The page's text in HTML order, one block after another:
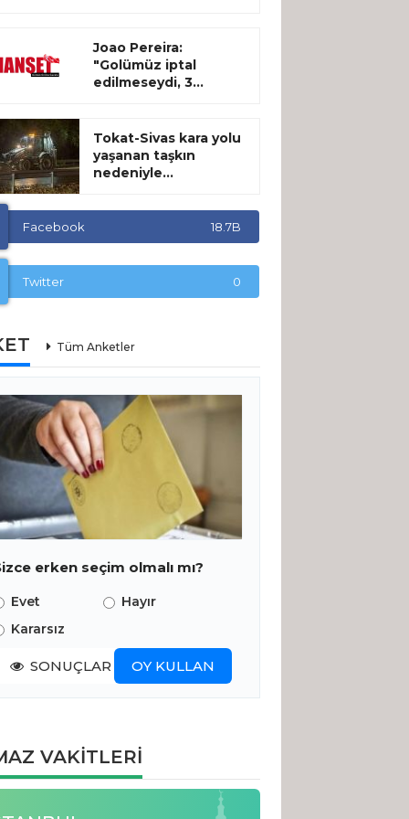
Joao Pereira:
"Golümüz iptal
edilmeseydi, 3...
Tokat-Sivas kara yolu
yaşanan taşkın
nedeniyle...
Facebook 18.7B
Twitter 0
Tüm Anketler
erken seçim olmalı mı?
Evet
Hayır
Kararsız
SONUÇLAR OY KULLAN
VAKİTLERİ